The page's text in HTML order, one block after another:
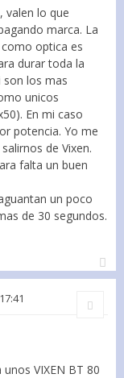
valen lo que
marca. La
optica es
durar toda la
son los mas
unicos
En mi caso
potencia. Yo me
de Vixen.
falta un buen
un poco
de 30 segundos.
Citar
VIXEN BT 80